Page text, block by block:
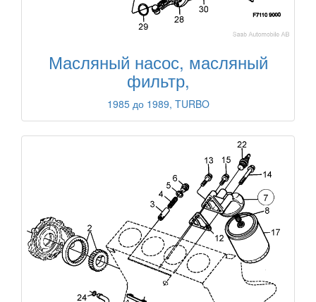
Масляный насос, масляный
фильтр,
1985 до 1989, TURBO